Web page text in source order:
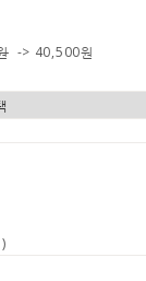
-> 40,500원